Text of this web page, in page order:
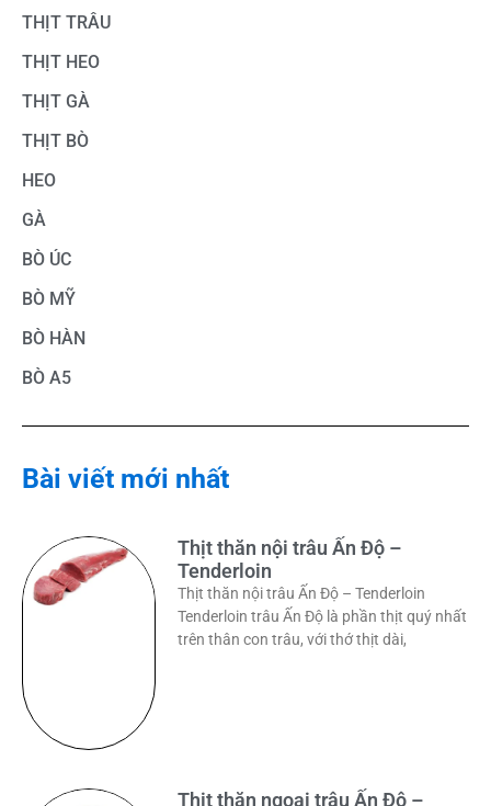
THỊT TRÂU
THỊT HEO
THỊT GÀ
THỊT BÒ
HEO
GÀ
BÒ ÚC
BÒ MỸ
BÒ HÀN
BÒ A5
Bài viết mới nhất
Thịt thăn nội trâu Ấn Độ –
Tenderloin
Thịt thăn nội trâu Ấn Độ – Tenderloin
Tenderloin trâu Ấn Độ là phần thịt quý nhất
trên thân con trâu, với thớ thịt dài,
Thịt thăn ngoại trâu Ấn Độ –